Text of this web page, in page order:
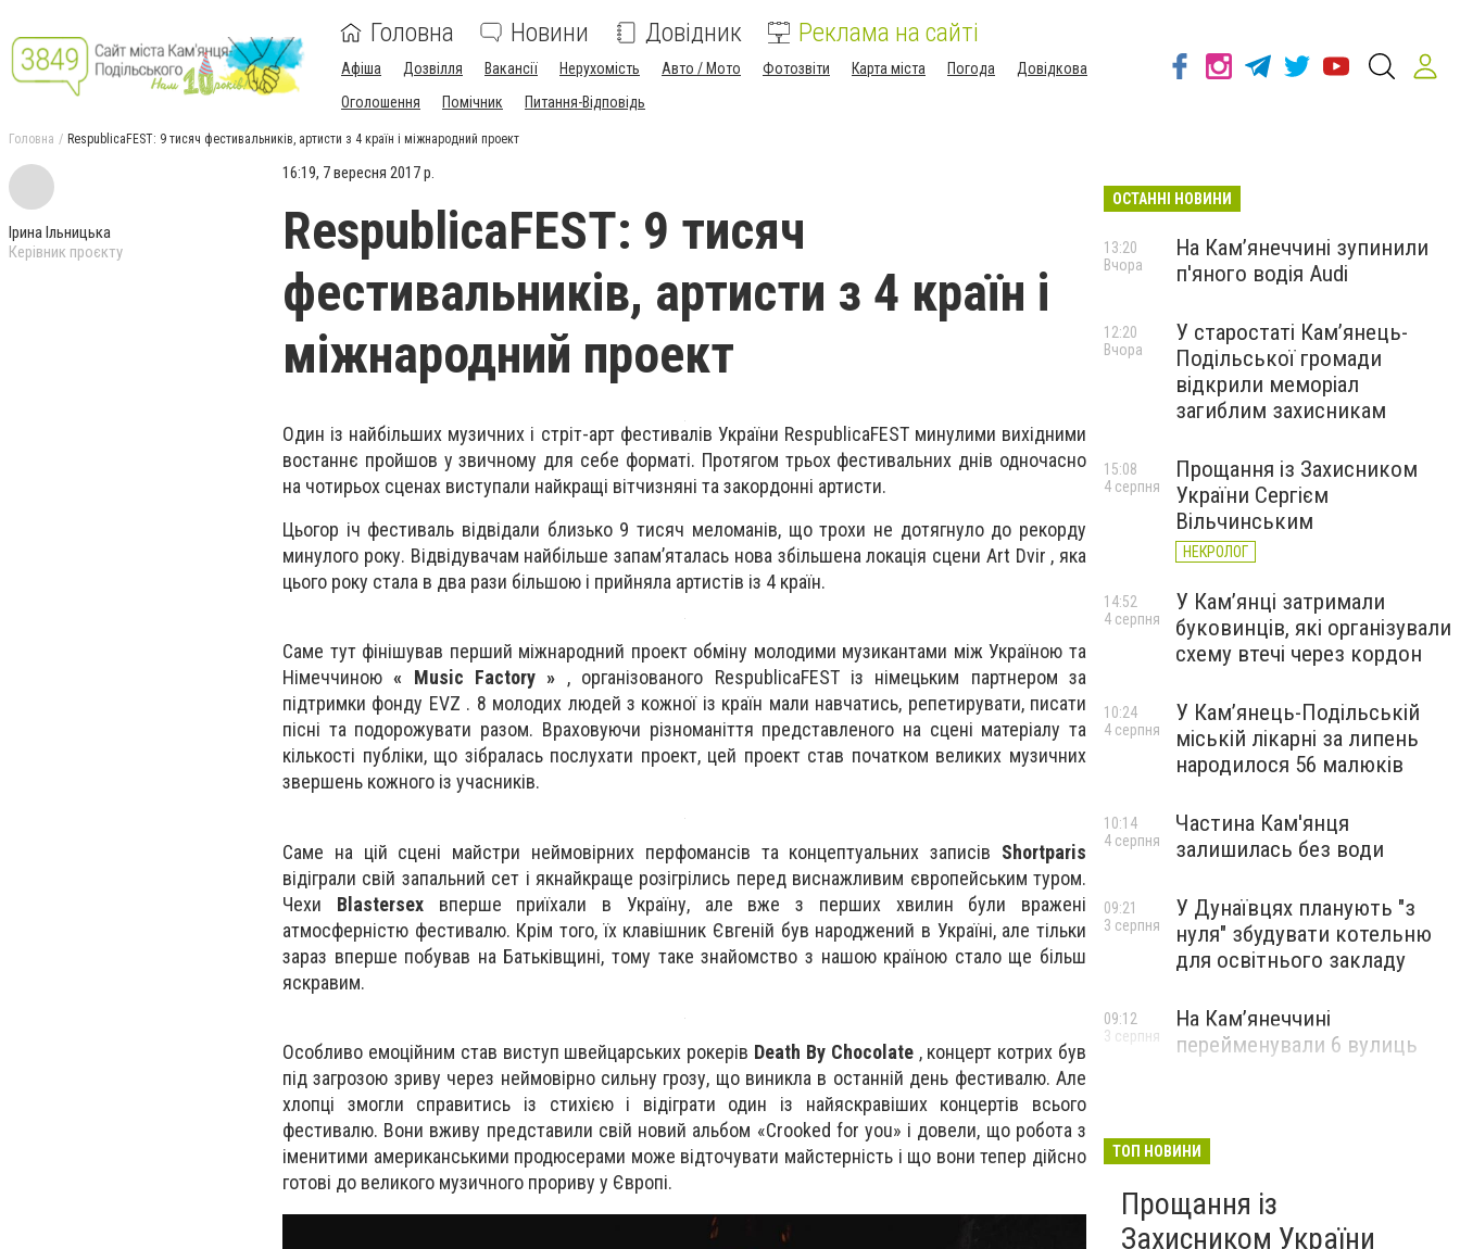
Головна Новини Довідник Реклама на сайті
Афіша Дозвілля Вакансії Нерухомість Авто / Мото Фотозвіти Карта міста Погода
Довідкова
Оголошення
Помічник Питання-Відповідь
Головна RespublicaFEST: 9 тисяч фестивальників, артисти з 4 країн і міжнародний проект
Ірина Ільницька
Керівник проєкту
16:19, 7 вересня 2017 р.
RespublicaFEST: 9 тисяч
фестивальників, артисти з 4 країн і
міжнародний проект
Один із найбільших музичних і стріт-арт фестивалів України RespublicaFEST минулими вихідними
востаннє пройшов у звичному для себе форматі. Протягом трьох фестивальних днів одночасно
на чотирьох сценах виступали найкращі вітчизняні та закордонні артисти.
Цьогор іч фестиваль відвідали близько 9 тисяч меломанів, що трохи не дотягнуло до рекорду
минулого року. Відвідувачам найбільше запам’яталась нова збільшена локація сцени Art Dvir , яка
цього року стала в два рази більшою і прийняла артистів із 4 країн.
Саме тут фінішував перший міжнародний проект обміну молодими музикантами між Україною та
Німеччиною« Music Factory » , організованого RespublicaFEST із німецьким партнером за
підтримки фонду EVZ . 8 молодих людей з кожної із країн мали навчатись, репетирувати, писати
пісні та подорожувати разом. Враховуючи різноманіття представленого на сцені матеріалу та
кількості публіки, що зібралась послухати проект, цей проект став початком великих музичних
звершень кожного із учасників.
Саме на цій сцені майстри неймовірних перфомансів та концептуальних записів Shortparis
відіграли свій запальний сет і якнайкраще розігрілись перед виснажливим європейським туром.
Чехи Blastersex вперше приїхали в Україну, але вже з перших хвилин були вражені
атмосферністю фестивалю. Крім того, їх клавішник Євгеній був народжений в Україні, але тільки
зараз вперше побував на Батьківщині, тому таке знайомство з нашою країною стало ще більш
яскравим.
Особливо емоційним став виступ швейцарських рокерів Death By Chocolate , концерт котрих був
під загрозою зриву через неймовірно сильну грозу, що виникла в останній день фестивалю. Але
хлопці змогли справитись із стихією і відіграти один із найяскравіших концертів всього
фестивалю. Вони вживу представили свій новий альбом «Crooked for you» і довели, що робота з
іменитими американськими продюсерами може відточувати майстерність і що вони тепер дійсно
готові до великого музичного прориву у Європі.
ОСТАННІ НОВИНИ
На Камʼянеччині зупинили
п'яного водія Audi
13:20
Вчора
У старостаті Кам’янець-
Подільської громади
відкрили меморіал
загиблим захисникам
12:20
Вчора
Прощання із Захисником
України Сергієм
Вільчинським
НЕКРОЛОГ
15:08
4 серпня
У Кам’янці затримали
буковинців, які організували
схему втечі через кордон
14:52
4 серпня
У Кам’янець-Подільській
міській лікарні за липень
народилося 56 малюків
10:24
4 серпня
Частина Кам'янця
залишилась без води
10:14
4 серпня
У Дунаївцях планують "з
нуля" збудувати котельню
для освітнього закладу
09:21
3 серпня
На Камʼянеччині
перейменували 6 вулиць
09:12
3 серпня
ТОП НОВИНИ
Прощання із
Захисником України